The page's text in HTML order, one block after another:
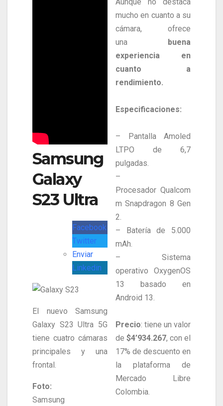
Samsung
Galaxy
S23 Ultra
Facebook
Twitter
Enviar
Linkedin
El nuevo Samsung
Galaxy S23 Ultra 5G
tiene cuatro cámaras
principales y una
frontal.
Foto:
Samsung
mucho en cuanto a su
cámara, ofrece
una buena
experiencia en
cuanto a
rendimiento.
Especificaciones:
– Pantalla Amoled
LTPO de 6,7
pulgadas.
–
Procesador Qualcom
m Snapdragon 8 Gen
2.
– Batería de 5.000
mAh.
– Sistema
operativo OxygenOS
13 basado en
Android 13.
Precio: tiene un valor
de $4’934.267, con el
17% de descuento en
la plataforma de
Mercado Libre
Colombia.